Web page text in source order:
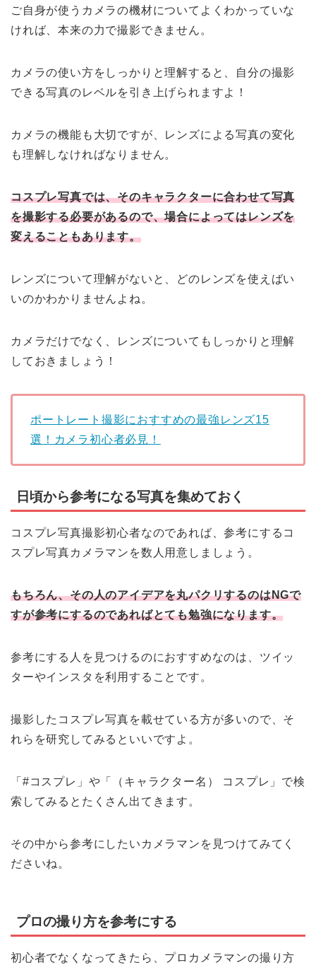
ご自身が使うカメラの機材についてよくわかっていな
ければ、本来の力で撮影できません。
カメラの使い方をしっかりと理解すると、自分の撮影
できる写真のレベルを引き上げられますよ！
カメラの機能も大切ですが、レンズによる写真の変化
も理解しなければなりません。
コスプレ写真では、そのキャラクターに合わせて写真
を撮影する必要があるので、場合によってはレンズを
変えることもあります。
レンズについて理解がないと、どのレンズを使えばい
いのかわかりませんよね。
カメラだけでなく、レンズについてもしっかりと理解
しておきましょう！
ポートレート撮影におすすめの最強レンズ15
選！カメラ初心者必見！
日頃から参考になる写真を集めておく
コスプレ写真撮影初心者なのであれば、参考にするコ
スプレ写真カメラマンを数人用意しましょう。
もちろん、その人のアイデアを丸パクリするのはNGで
すが参考にするのであればとても勉強になります。
参考にする人を見つけるのにおすすめなのは、ツイッ
ターやインスタを利用することです。
撮影したコスプレ写真を載せている方が多いので、そ
れらを研究してみるといいですよ。
「#コスプレ」や「（キャラクター名） コスプレ」で検
索してみるとたくさん出てきます。
その中から参考にしたいカメラマンを見つけてみてく
ださいね。
プロの撮り方を参考にする
初心者でなくなってきたら、プロカメラマンの撮り方